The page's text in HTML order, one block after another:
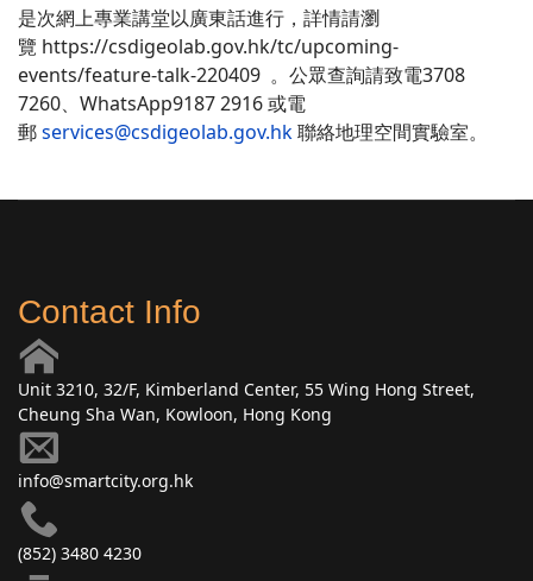
是次網上專業講堂以廣東話進行，詳情請瀏
覽 https://csdigeolab.gov.hk/tc/upcoming-
events/feature-talk-220409 。公眾查詢請致電3708
7260、WhatsApp9187 2916 或電
郵services@csdigeolab.gov.hk聯絡地理空間實驗室。
Contact Info
Unit 3210, 32/F, Kimberland Center, 55 Wing Hong Street,
Cheung Sha Wan, Kowloon, Hong Kong
info@smartcity.org.hk
(852) 3480 4230